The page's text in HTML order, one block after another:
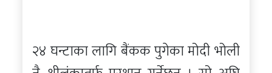
२४ घन्टाका लागि बैंकक पुगेका मोदी भोली